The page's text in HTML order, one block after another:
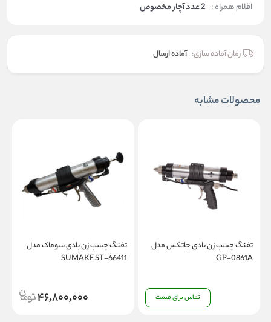
اقلام همراه : 2 عدد آچار مخصوص
زمان آماده سازی: آماده ارسال
محصولات مشابه
تفنگ چسب زن بادی جاتکس مدل
GP-0861A
تماس برای قیمت
تفنگ چسب زن بادی سوماک مدل
SUMAKE ST-66411
46,800,000